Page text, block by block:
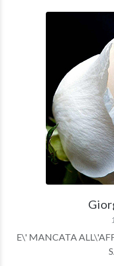
E\' MANCATA